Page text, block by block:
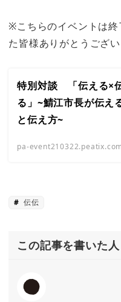
※こちらのイベントは
た皆様ありがとうござい
特別対談 「伝える×
る」~鯖江市長が伝え
と伝え方~
pa-
伝伝
この記事を書いた人